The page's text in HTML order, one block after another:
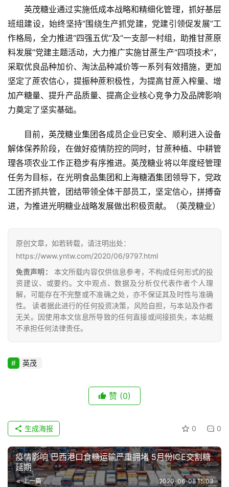
现
货
报
价
地
区
频
产
业
链
产
运
英茂糖业通过实施低成本战略和精细化管理，抓好基层
班组建设，始终坚持“围绕生产抓党建，党建引领促发展”工
作格局，全力推进“四强五优”及“一支部一村组，助推甘蔗原
料发展”党建主题活动，大力推广实施甘蔗生产“四项技术”，
采取优良品种加价、淘汰品种减价等一系列有效措施，更加
坚定了蔗农信心，提振种蔗积极性，为提高甘蔗入榨量、增
加产糖量、提升产品质量、提高企业核心竞争力及品牌影响
力奠定了坚实基础。
目前，英茂糖业集团各成员企业已安全、顺利进入设备
解体保养阶段，在做好疫情防控的同时，甘蔗种植、中耕管
理各项农业工作正稳步有序推进。英茂糖业将以年度经管理
任务为目标，在光明食品集团和上海糖酒集团领导下，党政
工团齐抓共管，团结带领全体干部员工，坚定信心，拼搏奋
进，为推进光明糖业战略发展做出积极贡献。（英茂糖业）
原创文章，如若转载，请注明出处：
https://www.yntw.com/2020/06/9797.html
免责声明：
本文所载内容仅供信息参考，不构成任何形式的投
资建议、或要约。文中观点、数据及分析仅代表作者个人理
解，可能存在不完整或不准确之处，亦不保证其及时性与准确
性。 读者据此进行的任何投资决策，风险自担，与本站及作者
无关。因使用本文信息所导致的任何直接或间接损失，本站概
不承担任何法律责任。
英茂
赞 (0)
0 0
生成海报
疫情影响 巴西港口食糖运输严重拥堵 5月份ICE交割糖
延期
上一篇 2020-06-08 15:03